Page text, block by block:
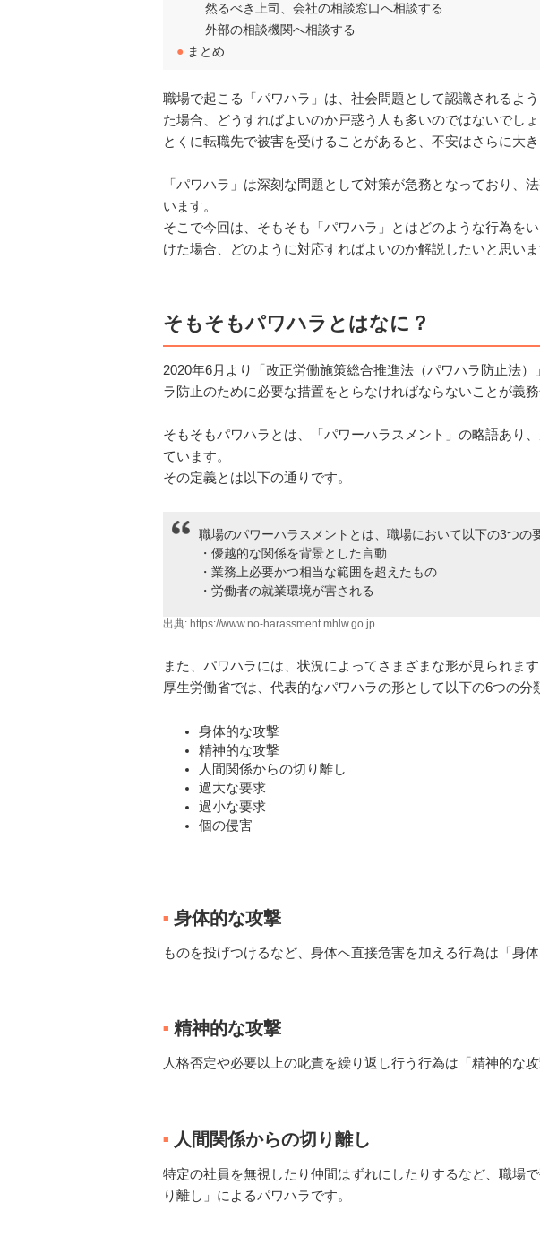
然るべき上司、会社の相談窓口へ相談する
外部の相談機関へ相談する
● まとめ
職場で起こる「パワハラ」は、社会問題として認識されるよ
た場合、どうすればよいのか戸惑う人も多いのではないでしょ
とくに転職先で被害を受けることがあると、不安はさらに大き
「パワハラ」は深刻な問題として対策が急務となっており、
います。
そこで今回は、そもそも「パワハラ」とはどのような行為を
けた場合、どのように対応すればよいのか解説したいと思いま
そもそもパワハラとはなに？
2020年6月より「改正労働施策総合推進法（パワハラ防止法
ラ防止のために必要な措置をとらなければならないことが義務
そもそもパワハラとは、「パワーハラスメント」の略語あり
ています。
その定義とは以下の通りです。
職場のパワーハラスメントとは、職場において以下の3つの
・優越的な関係を背景とした言動
・業務上必要かつ相当な範囲を超えたもの
・労働者の就業環境が害される
出典: https://www.no-harassment.mhlw.go.jp
また、パワハラには、状況によってさまざまな形が見られます
厚生労働省では、代表的なパワハラの形として以下の6つの分
身体的な攻撃
精神的な攻撃
人間関係からの切り離し
過大な要求
過小な要求
個の侵害
■ 身体的な攻撃
ものを投げつけるなど、身体へ直接危害を加える行為は「身
■ 精神的な攻撃
人格否定や必要以上の叱責を繰り返し行う行為は「精神的な
■ 人間関係からの切り離し
特定の社員を無視したり仲間はずれにしたりするなど、職場
り離し」によるパワハラです。